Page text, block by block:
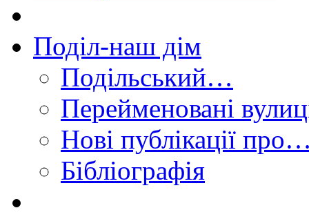
Поділ-наш дім
Подільський…
Перейменовані
Нові публікації
Бібліографія